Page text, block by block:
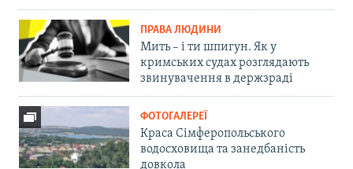
ПРАВА ЛЮДИНИ
Мить – і ти шпигун. Як у
кримських судах розглядають
звинувачення в держзраді
ФОТОГАЛЕРЕЇ
Краса Сімферопольського
водосховища та занедбаність
довкола